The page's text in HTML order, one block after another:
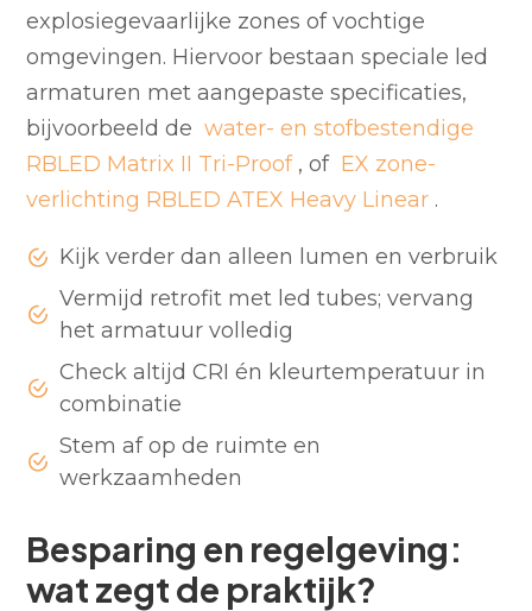
explosiegevaarlijke zones of vochtige
omgevingen. Hiervoor bestaan speciale led
armaturen met aangepaste specificaties,
bijvoorbeeld de water- en stofbestendige
RBLED Matrix II Tri-Proof , of EX zone-
verlichting RBLED ATEX Heavy Linear .
Kijk verder dan alleen lumen en verbruik
Vermijd retrofit met led tubes; vervang
het armatuur volledig
Check altijd CRI én kleurtemperatuur in
combinatie
Stem af op de ruimte en
werkzaamheden
Besparing en regelgeving:
wat zegt de praktijk?